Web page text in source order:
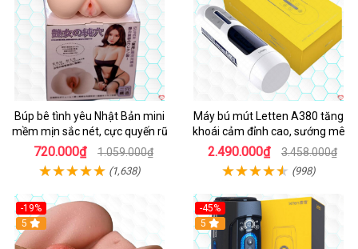
Búp bê tình yêu Nhật Bản mini
mềm mịn sắc nét, cực quyến rũ
720.000₫ 1.059.000₫
(1,638)
Máy bú mút Letten A380 tăng
khoái cảm đỉnh cao, sướng mê
2.490.000₫ 3.458.000₫
(998)
-19%
Hot
5
-45%
Hot
5